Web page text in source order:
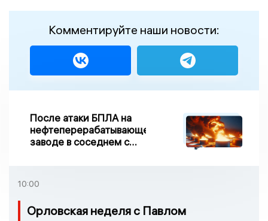
Комментируйте наши новости:
После атаки БПЛА на
нефтеперерабатывающем
заводе в соседнем с
возгорание
10:00
Орловская неделя с Павлом